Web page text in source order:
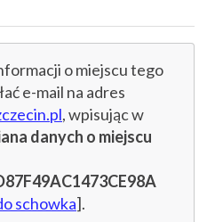
o miejscu tego
e-mail na adres
, wpisując w
danych o miejscu
schowka].